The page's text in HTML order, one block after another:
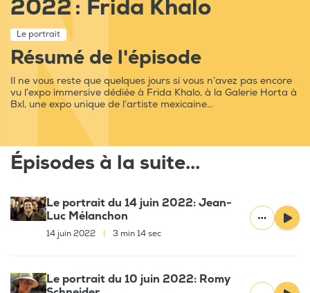
2022 : Frida Khalo
Le portrait
Résumé de l'épisode
Il ne vous reste que quelques jours si vous n’avez pas encore
vu l’expo immersive dédiée à Frida Khalo, à la Galerie Horta à
Bxl, une expo unique de l’artiste mexicaine…
Épisodes à la suite...
Le portrait du 14 juin 2022: Jean-
Luc Mélanchon
14 juin 2022 3 min 14 sec
Le portrait du 10 juin 2022: Romy